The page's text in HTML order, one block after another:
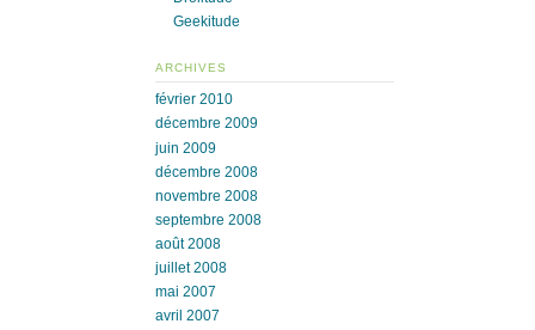
Geekitude
ARCHIVES
février 2010
décembre 2009
juin 2009
décembre 2008
novembre 2008
septembre 2008
août 2008
juillet 2008
mai 2007
avril 2007